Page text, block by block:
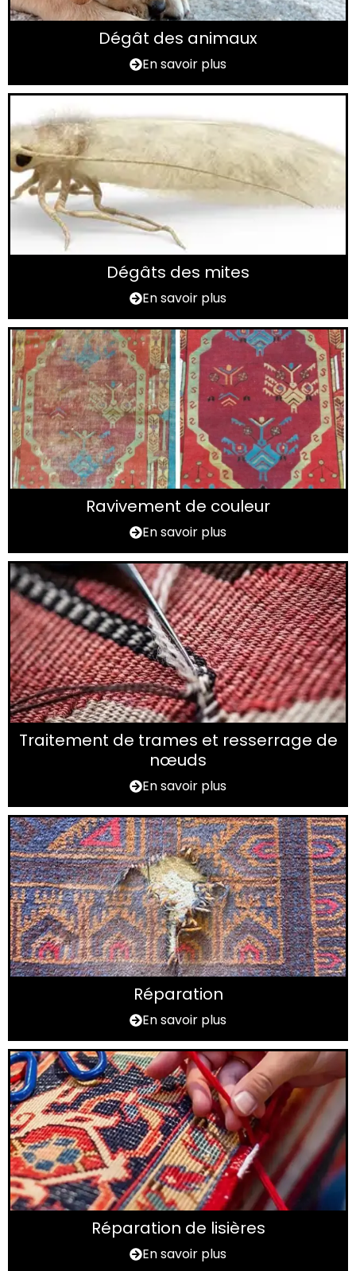
Dégât des animaux
En savoir plus
Dégâts des mites
En savoir plus
Ravivement de couleur
En savoir plus
Traitement de trames et resserrage de
nœuds
En savoir plus
Réparation
En savoir plus
Réparation de lisières
En savoir plus